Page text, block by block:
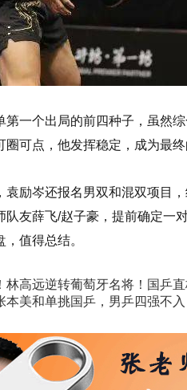
第一个出局的前四种子，虽然
圈可点，他发挥稳定，成为最终
袁励岑还报名男双和混双项目
队友薛飞/赵子豪，提前确定一
值得总结。
林高远逆转葡萄牙名将！国乒
本美和单挑国乒，男乒四强不入